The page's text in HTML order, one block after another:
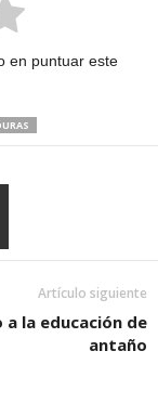
en puntuar este
Artículo siguiente
a la educación de
antaño